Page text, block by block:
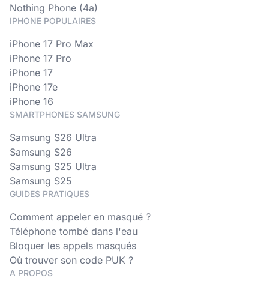
Nothing Phone (4a)
IPHONE POPULAIRES
iPhone 17 Pro Max
iPhone 17 Pro
iPhone 17
iPhone 17e
iPhone 16
SMARTPHONES SAMSUNG
Samsung S26 Ultra
Samsung S26
Samsung S25 Ultra
Samsung S25
GUIDES PRATIQUES
Comment appeler en masqué ?
Téléphone tombé dans l'eau
Bloquer les appels masqués
Où trouver son code PUK ?
A PROPOS